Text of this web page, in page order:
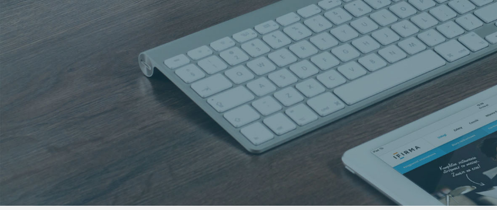
社区团购系统 多用户商城系统
官网定制 小程序开发 微信定制 APP开发
网站建设 小程序 APP